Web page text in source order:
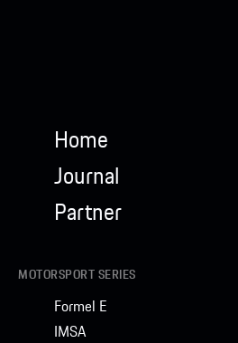
Home
Journal
Partner
MOTORSPORT SERIES
Formel E
IMSA